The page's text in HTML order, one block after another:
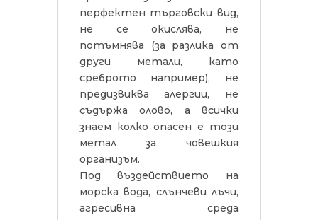
перфектен търговски вид,
не се окислява, не
потъмнява (за разлика от
други метали, като
среброто например), не
предизвиква алергии, не
съдържа олово, а всички
знаем колко опасен е този
метал за човешкия
организъм.
Под въздействието на
морска вода, слънчеви лъчи,
агресивна среда